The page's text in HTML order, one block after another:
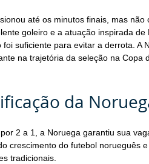
até os minutos finais, mas
goleiro e a atuação inspirada
foi suficiente para evitar a derrota. A
na trajetória da seleção na Copa
da
2 a 1, a Noruega garantiu sua
crescimento do futebol norueguês
tradicionais.